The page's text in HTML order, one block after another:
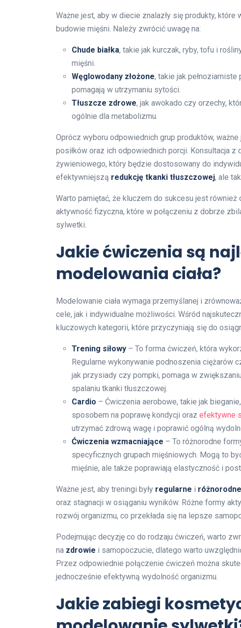
Ważne jest, aby w diecie znalazły się produkty,
budowie mięśni. Należy zwrócić uwagę na:
Chude białka, takie jak kurczak, ryby, tofu i
mięśni.
Węglowodany złożone, takie jak
pomagają w utrzymaniu sytości.
Tłuszcze zdrowe, jak awokado czy orzechy,
ogólnie dla metabolizmu.
Oprócz wyboru odpowiednich grup produktów,
posiłków oraz ich odpowiednich porcji. Konsultacja
żywieniowego, który będzie dostosowany do
efektywniejszą redukcję tkanki tłuszczowej, ale
Warto pamiętać, że kluczem do sukcesu jest również
aktywność fizyczna, które w połączeniu z dobrze
sylwetki.
Jakie ćwiczenia są
modelowania ciała?
Modelowanie ciała wymaga przemyślanej i
cele, jak i indywidualne możliwości. Wśród
kluczowych kategorii, które przyczyniają się do
Trening siłowy – To forma ćwiczeń, która
Regularne wykonywanie podnoszenia ciężarów
jak przysiady czy pompki, pomaga w
spalaniu tkanki tłuszczowej.
Cardio – Ćwiczenia aerobowe, takie jak
sposobem na poprawę kondycji oraz efektywne
utrzymać zdrową wagę i poprawić ogólną
Ćwiczenia wzmacniające – To różnorodne
specyficznych grupach mięśniowych. Mogą to
mięśnie, ale także poprawiają elastyczność i
Ważne jest, aby treningi były regularne i różnorodne
oraz stagnacji w osiąganiu wyników. Różne formy
rozwój organizmu, co przekłada się na lepsze
Podejmując decyzję co do rodzaju ćwiczeń, warto
na zdrowie i samopoczucie, dlatego warto
Przez odpowiednie połączenie ćwiczeń można
jednocześnie efektywną wydolność organizmu.
Jakie zabiegi